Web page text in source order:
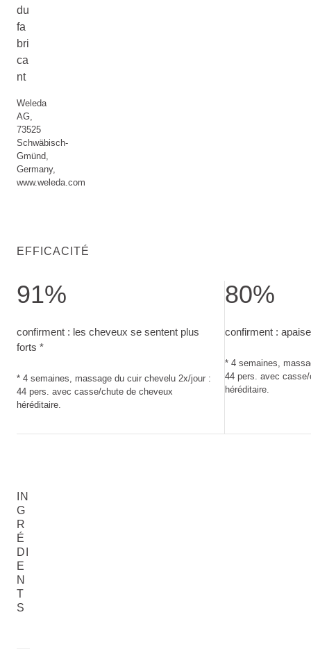
du
fa
bri
ca
nt
Weleda
AG,
73525
Schwäbisch-
Gmünd,
Germany,
www.weleda.com
EFFICACITÉ
91%
confirment : les cheveux se sentent plus
forts *
* 4 semaines, massage du cuir chevelu 2x/jour :
44 pers. avec casse/chute de cheveux
héréditaire.
80%
confirment :
* 4 semaines,
44 pers. avec
héréditaire.
IN
G
R
É
DI
E
N
T
S